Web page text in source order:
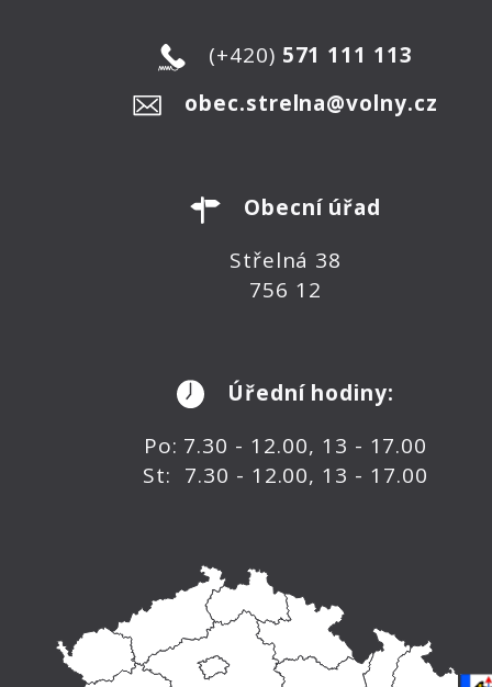
(+420) 571 111 113
obec.strelna@volny.cz
Obecní úřad
Střelná 38
756 12
Úřední hodiny:
Po: 7.30 - 12.00, 13 - 17.00
St: 7.30 - 12.00, 13 - 17.00